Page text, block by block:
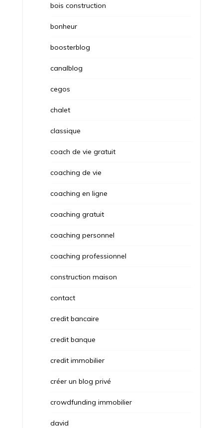
bois construction
bonheur
boosterblog
canalblog
cegos
chalet
classique
coach de vie gratuit
coaching de vie
coaching en ligne
coaching gratuit
coaching personnel
coaching professionnel
construction maison
contact
credit bancaire
credit banque
credit immobilier
créer un blog privé
crowdfunding immobilier
david